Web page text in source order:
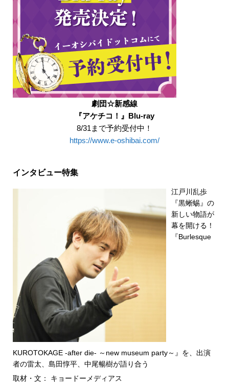
劇団☆新感線
『アケチコ！』Blu-ray
8/31まで予約受付中！
https://www.e-oshibai.com/
インタビュー特集
江戸川乱歩
『黒蜥蜴』の
新しい物語が
幕を開ける！
『Burlesque
KUROTOKAGE -after die- ～new museum party～』を、出演
者の雷太、島田惇平、中尾暢樹が語り合う
取材・文： キョードーメディアス